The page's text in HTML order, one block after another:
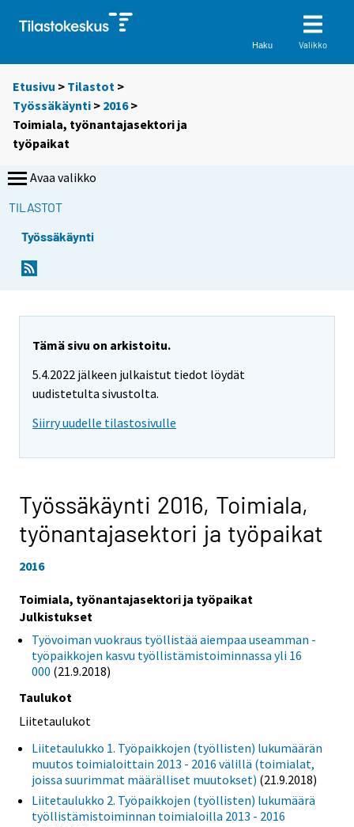
Haku Valikko
Etusivu > Tilastot >
Työssäkäynti > 2016>
Toimiala, työnantajasektori ja
työpaikat
Avaa valikko
TILASTOT
Työssäkäynti
Tämä sivu on arkistoitu.
5.4.2022 jälkeen julkaistut tiedot löydät
uudistetulta sivustolta.
Siirry uudelle tilastosivulle
Työssäkäynti 2016, Toimiala,
työnantajasektori ja työpaikat
2016
Toimiala, työnantajasektori ja työpaikat
Julkistukset
Työvoiman vuokraus työllistää aiempaa useamman -
työpaikkojen kasvu työllistämistoiminnassa yli 16
000 (21.9.2018)
Taulukot
Liitetaulukot
Liitetaulukko 1. Työpaikkojen (työllisten) lukumäärän
muutos toimialoittain 2013 - 2016 välillä (toimialat,
joissa suurimmat määrälliset muutokset) (21.9.2018)
Liitetaulukko 2. Työpaikkojen (työllisten) lukumäärä
työllistämistoiminnan toimialoilla 2013 - 2016